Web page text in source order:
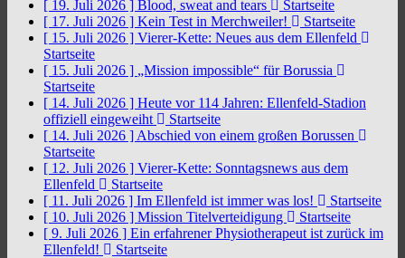
[ 19. Juli 2026 ] Blood, sweat and tears
Startseite
[ 17. Juli 2026 ] Kein Test in Merchweiler!
Startseite
[ 15. Juli 2026 ] Vierer-Kette: Neues aus dem Ellenfeld
Startseite
[ 15. Juli 2026 ] „Mission impossible“ für Borussia
Startseite
[ 14. Juli 2026 ] Heute vor 114 Jahren: Ellenfeld-Stadion
offiziell eingeweiht
Startseite
[ 14. Juli 2026 ] Abschied von einem großen Borussen
Startseite
[ 12. Juli 2026 ] Vierer-Kette: Sonntagsnews aus dem
Ellenfeld
Startseite
[ 11. Juli 2026 ] Im Ellenfeld ist immer was los!
Startseite
[ 10. Juli 2026 ] Mission Titelverteidigung
Startseite
[ 9. Juli 2026 ] Ein erfahrener Physiotherapeut ist zurück im
Ellenfeld!
Startseite